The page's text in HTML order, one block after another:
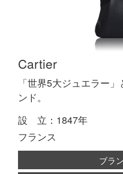
Cartier
「世界5大ジュエラー
ンド。
設 立：1847年
フランス
ブラ